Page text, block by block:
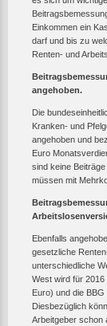
Einkommen ein
darf und bis zu
Renten- und
angehoben.
Die
Kranken- und
angehoben und
Euro
sind keine
müssen mit
Ebenfalls
gesetzliche
unterschiedliche
West wird für
Euro) und die
Diesbezüglich
Arbeitgeber schon